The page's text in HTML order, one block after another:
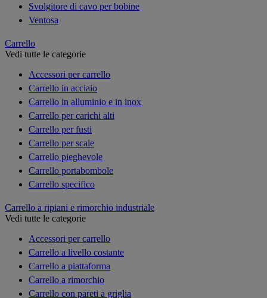
Svolgitore di cavo per bobine
Ventosa
Carrello
Vedi tutte le categorie
Accessori per carrello
Carrello in acciaio
Carrello in alluminio e in inox
Carrello per carichi alti
Carrello per fusti
Carrello per scale
Carrello pieghevole
Carrello portabombole
Carrello specifico
Carrello a ripiani e rimorchio industriale
Vedi tutte le categorie
Accessori per carrello
Carrello a livello costante
Carrello a piattaforma
Carrello a rimorchio
Carrello con pareti a griglia